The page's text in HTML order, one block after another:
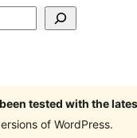
tested with the
of WordPress.